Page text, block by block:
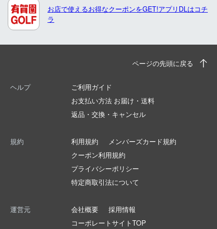
お店で使えるお得なクーポンをGET!アプリDLはコチ
ラ
ページの先頭に戻る
ヘルプ
ご利用ガイド
お支払い方法 お届け・送料
返品・交換・キャンセル
規約 利用規約
メンバーズカード規約
クーポン利用規約
プライバシーポリシー
特定商取引法について
運営元 会社概要
採用情報
コーポレートサイトTOP